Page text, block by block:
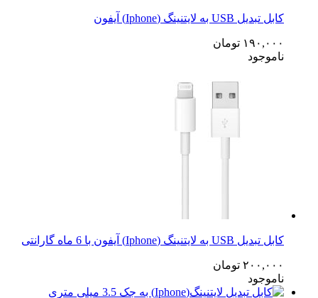
کابل تبدیل USB به لایتنینگ (Iphone) آیفون
۱۹۰,۰۰۰ تومان
ناموجود
کابل تبدیل USB به لایتنینگ (Iphone) آیفون با 6 ماه گارانتی
۲۰۰,۰۰۰ تومان
ناموجود